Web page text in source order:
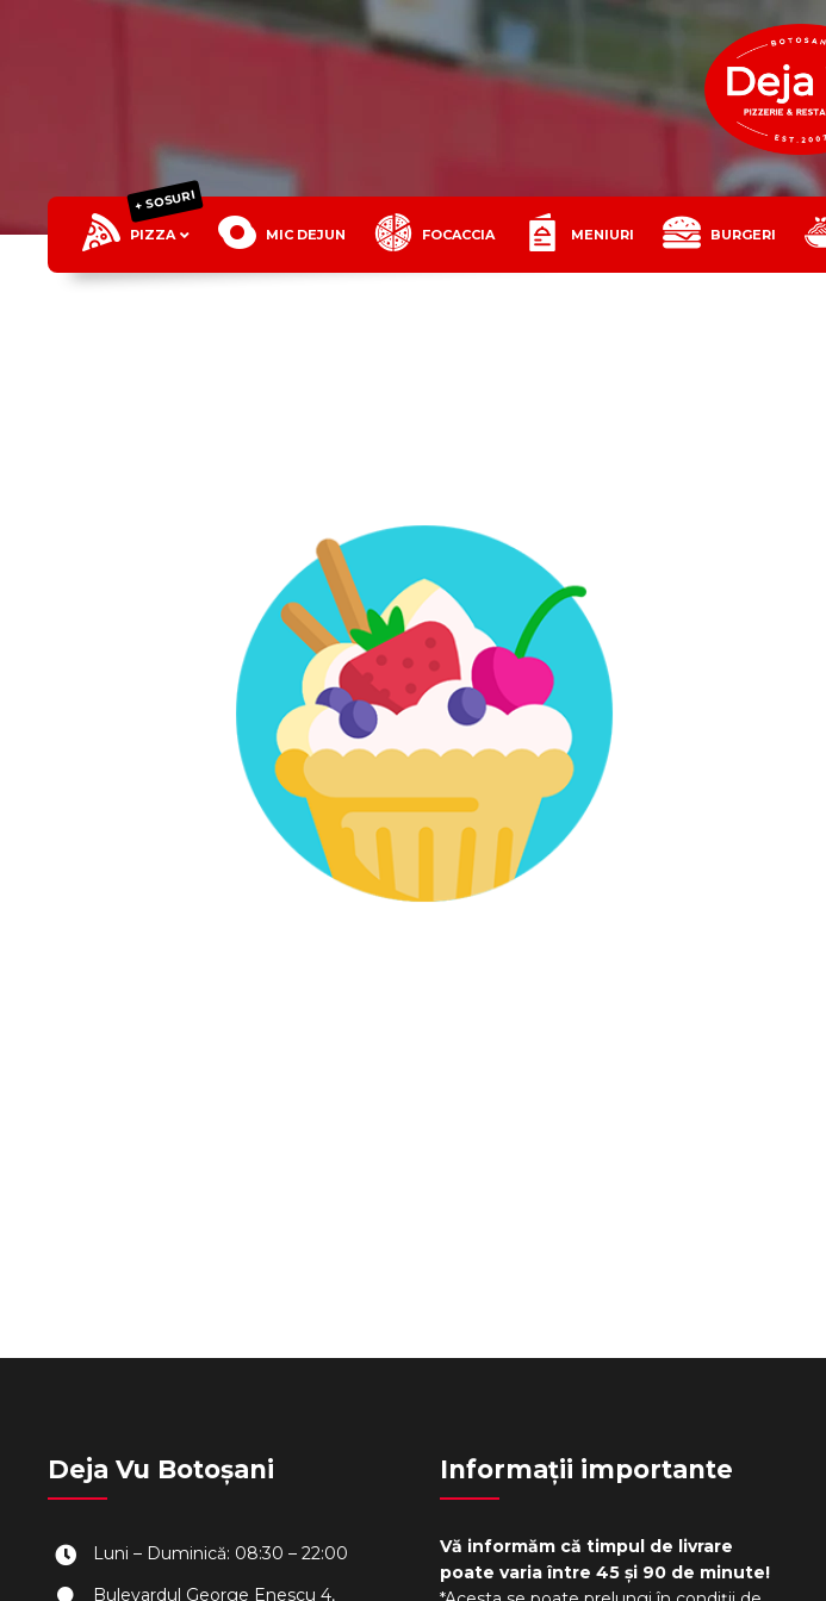
PIZZA
+ SOSURI
MIC DEJUN FOCACCIA MENIURI BURGERI
Deja Vu Botoșani
Luni – Duminică: 08:30 – 22:00
Bulevardul George Enescu 4,
Informații importante
Vă informăm că timpul de livrare
poate varia între 45 și 90 de minute!